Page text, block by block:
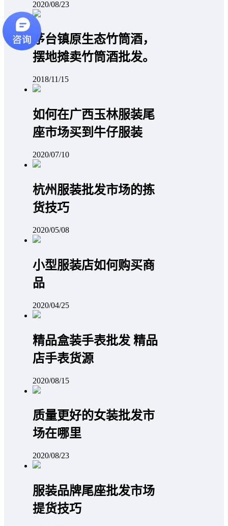
2020/08/23
茅台镇原生态竹筒酒，
摆地摊卖竹筒酒批发。
2018/11/15
如何在广西玉林服装尾
座市场买到牛仔服装
2020/07/10
杭州服装批发市场的拣
货技巧
2020/05/08
小型服装店如何购买商
品
2020/04/25
精品盒装手表批发 精品
店手表货源
2020/08/15
质量更好的女装批发市
场在哪里
2020/08/23
服装品牌尾座批发市场
提货技巧